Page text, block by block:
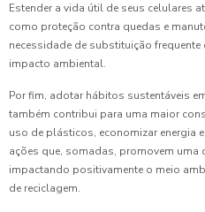
Estender a vida útil de seus celulares
como proteção contra quedas e
necessidade de substituição frequente
impacto ambiental.
Por fim, adotar hábitos sustentáveis
também contribui para uma maior
uso de plásticos, economizar energia
ações que, somadas, promovem uma
impactando positivamente o meio
de reciclagem.